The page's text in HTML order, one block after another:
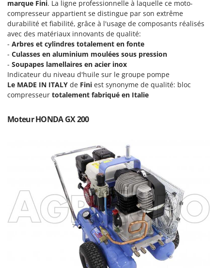
Pulvérisateurs
Pulvérisateurs portés
R
Rafraîchisseurs d'air par évaporation
Rampes de chargement en aluminium
Râpes à fromage électriques
Râteaux pour tracteur
Robots nettoyeurs de piscine
Rogneuses de souches
Rouleaux pour tracteur
Scies à os
Scies à Ruban
Scies alternatives à batterie
Scies de jardin télescopiques
Sécateurs électriques à batterie
Sécateurs et Échenilloirs manuels
GRIFO
GVS
GYS
H
Hailo
Helvi
Henx
Honda
Idromatic
Infaco
Intec
Intex
marque Fini. La ligne professionnelle à laquelle ce moto-
compresseur appartient se distingue par son extrême
durabilité et fiabilité, grâce à l'usage de composants réalisés
avec des matériaux innovants de qualité:
- Arbres et cylindres totalement en fonte
- Culasses en aluminium moulées sous pression
- Soupapes lamellaires en acier inox
Indicateur du niveau d'huile sur le groupe pompe
Le MADE IN ITALY de Fini est synonyme de qualité: bloc
compresseur totalement fabriqué en Italie
Moteur HONDA GX 200